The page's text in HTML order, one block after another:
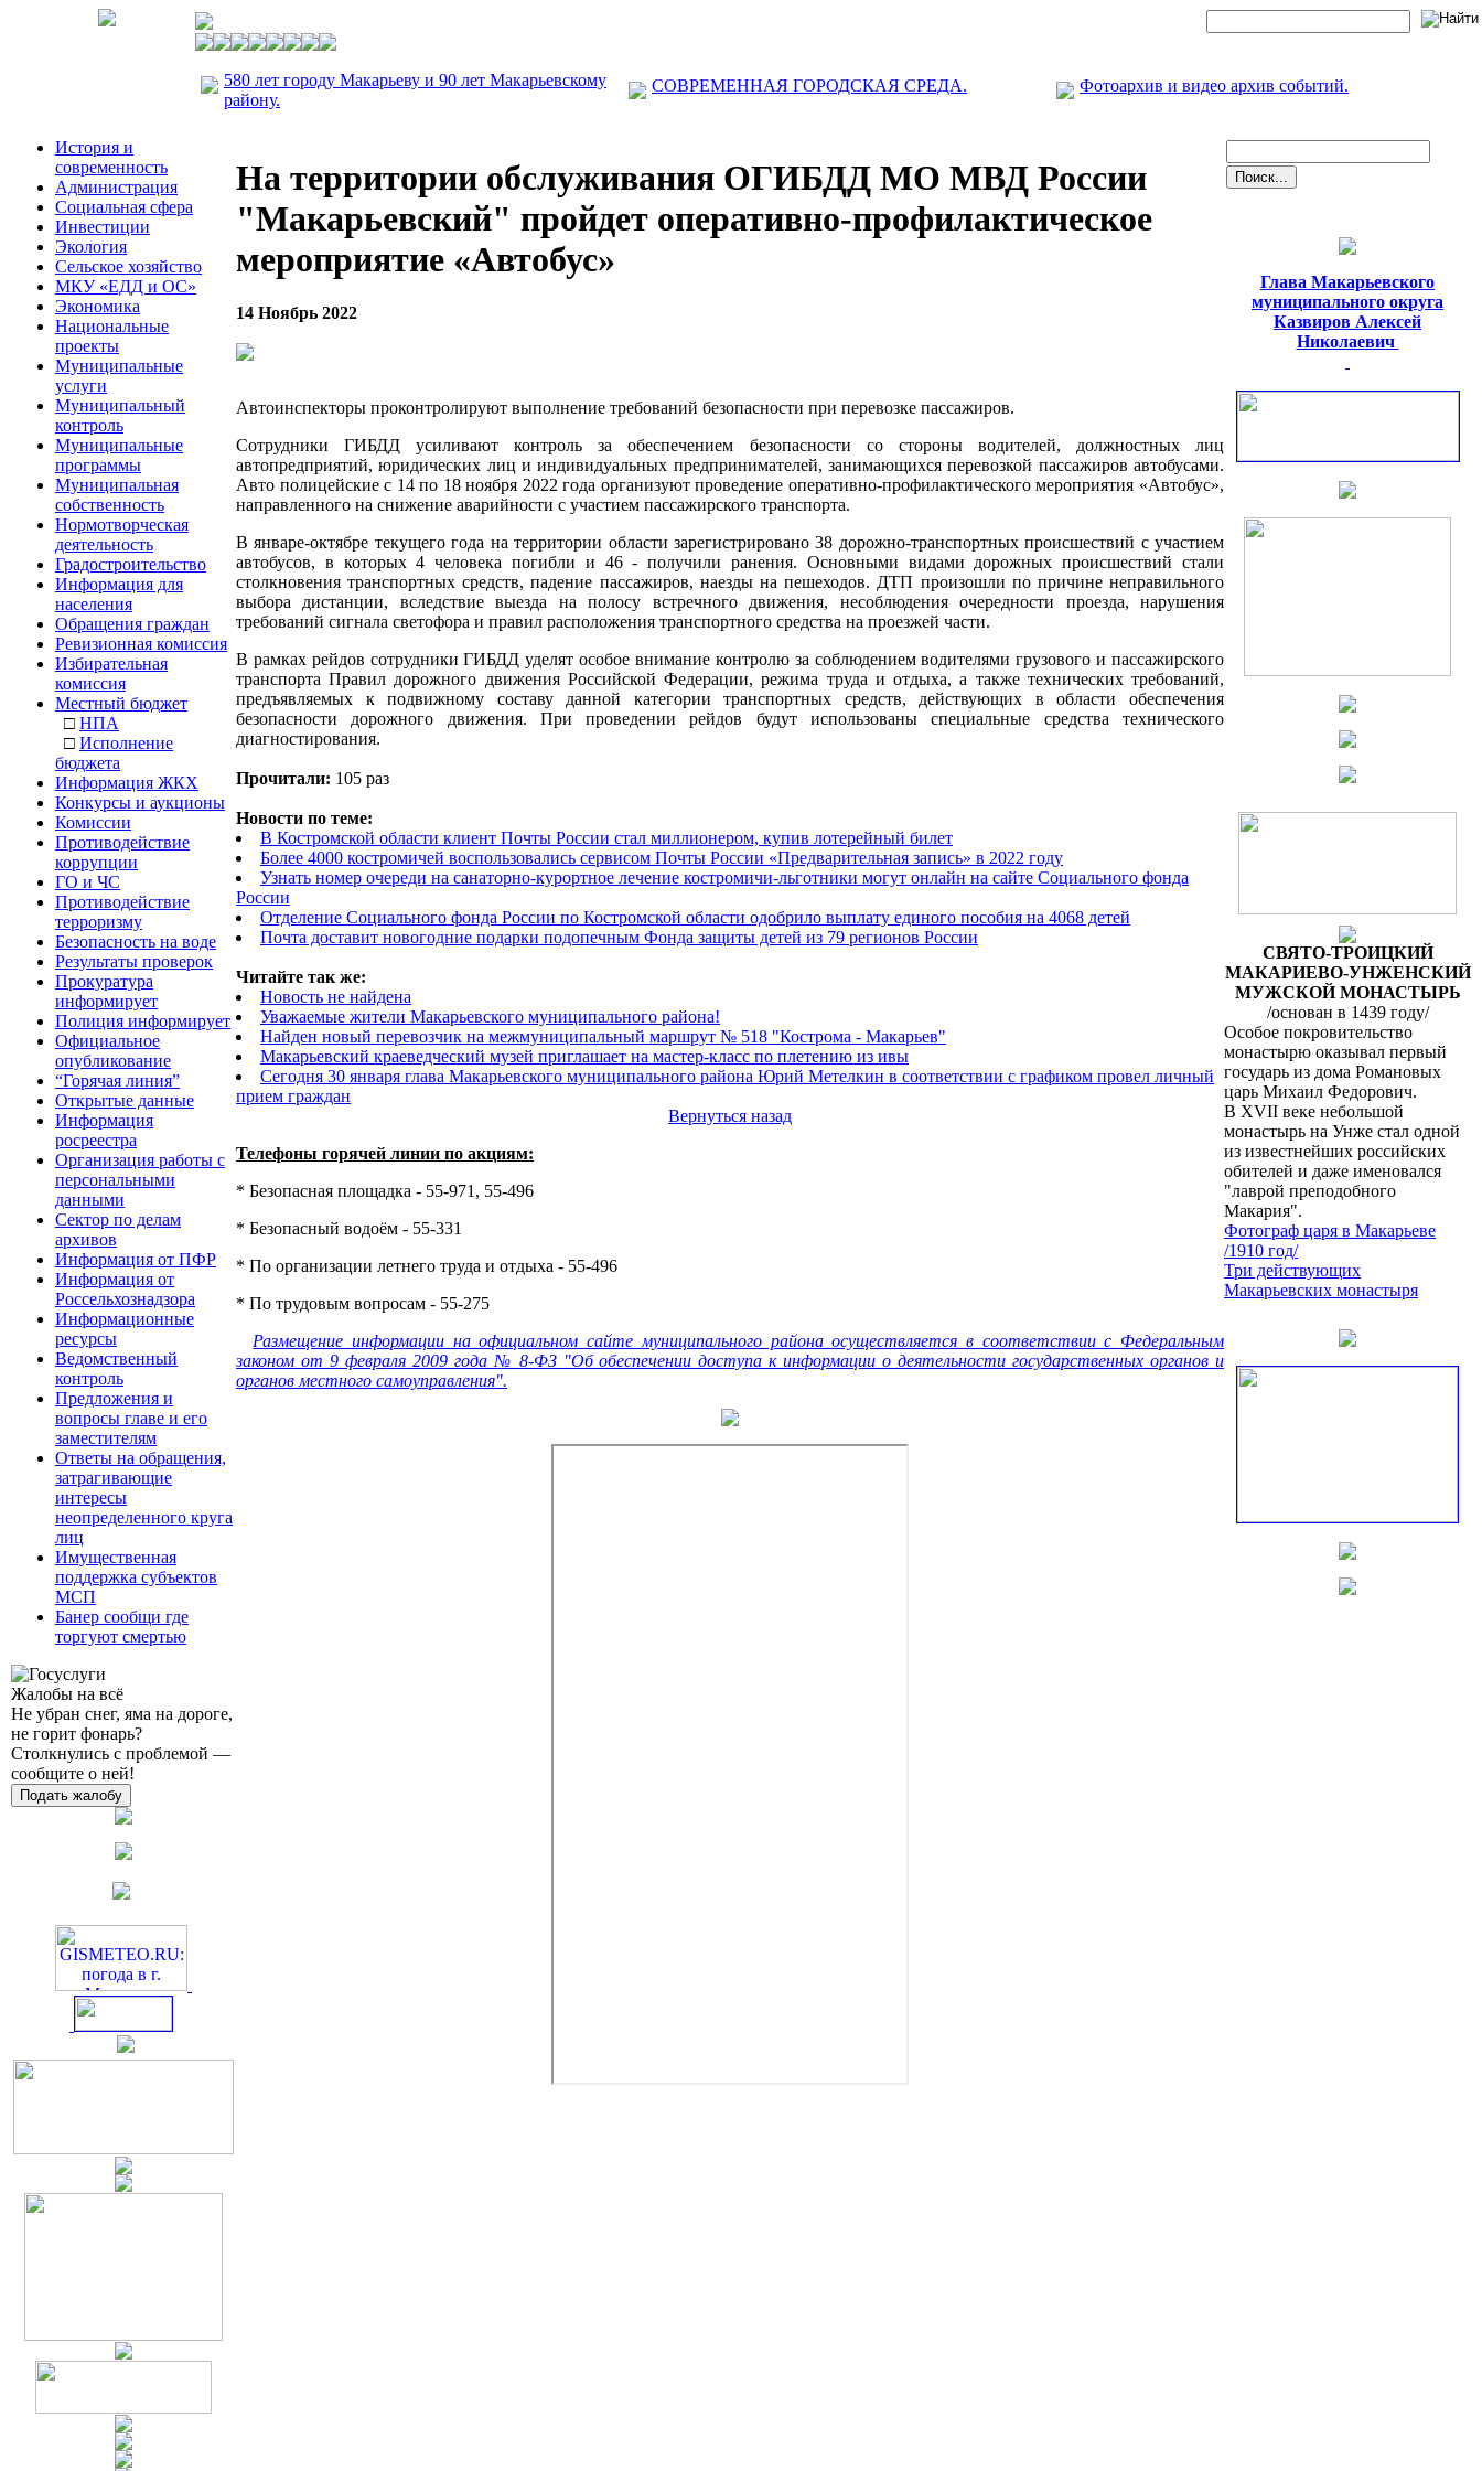
580 лет городу Макарьеву и 90 лет Макарьевскому
району.
СОВРЕМЕННАЯ ГОРОДСКАЯ СРЕДА. Фотоархив и видео архив событий.
История и
современность
Администрация
Социальная сфера
Инвестиции
Экология
Сельское хозяйство
МКУ «ЕДД и ОС»
Экономика
Национальные
проекты
Муниципальные
услуги
Муниципальный
контроль
Муниципальные
программы
Муниципальная
собственность
Нормотворческая
деятельность
Градостроительство
Информация для
населения
Обращения граждан
Ревизионная комиссия
Избирательная
комиссия
Местный бюджет
□ НПА
□ Исполнение
бюджета
Информация ЖКХ
Конкурсы и аукционы
Комиссии
Противодействие
коррупции
ГО и ЧС
Противодействие
терроризму
Безопасность на воде
Результаты проверок
Прокуратура
информирует
Полиция информирует
Официальное
опубликование
“Горячая линия”
Открытые данные
Информация
росреестра
Организация работы с
персональными
данными
Сектор по делам
архивов
Информация от ПФР
Информация от
Россельхознадзора
Информационные
ресурсы
Ведомственный
контроль
Предложения и
вопросы главе и его
заместителям
Ответы на обращения,
затрагивающие
интересы
неопределенного круга
лиц
Имущественная
поддержка субъектов
МСП
Банер сообщи где
торгуют смертью
Жалобы на всё
Не убран снег, яма на дороге,
не горит фонарь?
Столкнулись с проблемой —
сообщите о ней!
Подать жалобу
На территории обслуживания ОГИБДД МО МВД России
"Макарьевский" пройдет оперативно-профилактическое
мероприятие «Автобус»
14 Ноябрь 2022
Автоинспекторы проконтролируют выполнение требований безопасности при перевозке пассажиров.
Сотрудники ГИБДД усиливают контроль за обеспечением безопасности со стороны водителей, должностных лиц
автопредприятий, юридических лиц и индивидуальных предпринимателей, занимающихся перевозкой пассажиров автобусами.
Авто полицейские с 14 по 18 ноября 2022 года организуют проведение оперативно-профилактического мероприятия «Автобус»,
направленного на снижение аварийности с участием пассажирского транспорта.
В январе-октябре текущего года на территории области зарегистрировано 38 дорожно-транспортных происшествий с участием
автобусов, в которых 4 человека погибли и 46 - получили ранения. Основными видами дорожных происшествий стали
столкновения транспортных средств, падение пассажиров, наезды на пешеходов. ДТП произошли по причине неправильного
выбора дистанции, вследствие выезда на полосу встречного движения, несоблюдения очередности проезда, нарушения
требований сигнала светофора и правил расположения транспортного средства на проезжей части.
В рамках рейдов сотрудники ГИБДД уделят особое внимание контролю за соблюдением водителями грузового и пассажирского
транспорта Правил дорожного движения Российской Федерации, режима труда и отдыха, а также технических требований,
предъявляемых к подвижному составу данной категории транспортных средств, действующих в области обеспечения
безопасности дорожного движения. При проведении рейдов будут использованы специальные средства технического
диагностирования.
Прочитали: 105 раз
Новости по теме:
В Костромской области клиент Почты России стал миллионером, купив лотерейный билет
Более 4000 костромичей воспользовались сервисом Почты России «Предварительная запись» в 2022 году
Узнать номер очереди на санаторно-курортное лечение костромичи-льготники могут онлайн на сайте Социального фонда
России
Отделение Социального фонда России по Костромской области одобрило выплату единого пособия на 4068 детей
Почта доставит новогодние подарки подопечным Фонда защиты детей из 79 регионов России
Читайте так же:
Новость не найдена
Уважаемые жители Макарьевского муниципального района!
Найден новый перевозчик на межмуниципальный маршрут № 518 "Кострома - Макарьев"
Макарьевский краеведческий музей приглашает на мастер-класс по плетению из ивы
Сегодня 30 января глава Макарьевского муниципального района Юрий Метелкин в соответствии с графиком провел личный
прием граждан
Вернуться назад
Телефоны горячей линии по акциям:
* Безопасная площадка - 55-971, 55-496
* Безопасный водоём - 55-331
* По организации летнего труда и отдыха - 55-496
* По трудовым вопросам - 55-275
Размещение информации на официальном сайте муниципального района осуществляется в соответствии с Федеральным
законом от 9 февраля 2009 года № 8-ФЗ "Об обеспечении доступа к информации о деятельности государственных органов и
органов местного самоуправления".
Глава Макарьевского
муниципального округа
Казвиров Алексей
Николаевич
СВЯТО-ТРОИЦКИЙ
МАКАРИЕВО-УНЖЕНСКИЙ
МУЖСКОЙ МОНАСТЫРЬ
/основан в 1439 году/
Особое покровительство
монастырю оказывал первый
государь из дома Романовых
царь Михаил Федорович.
В XVII веке небольшой
монастырь на Унже стал одной
из известнейших российских
обителей и даже именовался
"лаврой преподобного
Макария".
Фотограф царя в Макарьеве
/1910 год/
Три действующих
Макарьевских монастыря